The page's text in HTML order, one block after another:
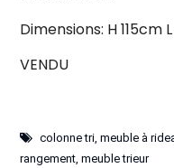
Dimensions: H 115cm
VENDU
colonne tri,meuble à
rangement,meuble trieur